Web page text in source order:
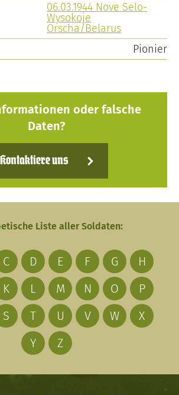
06.03.1944 Nove Selo-
Wysokoje
Orscha/Belarus
Pionier
oder falsche
Daten?
Kontaktiere uns
Liste aller Soldaten:
C D E F G
H
K L M N O
P
S T U V W
X
Y
Z